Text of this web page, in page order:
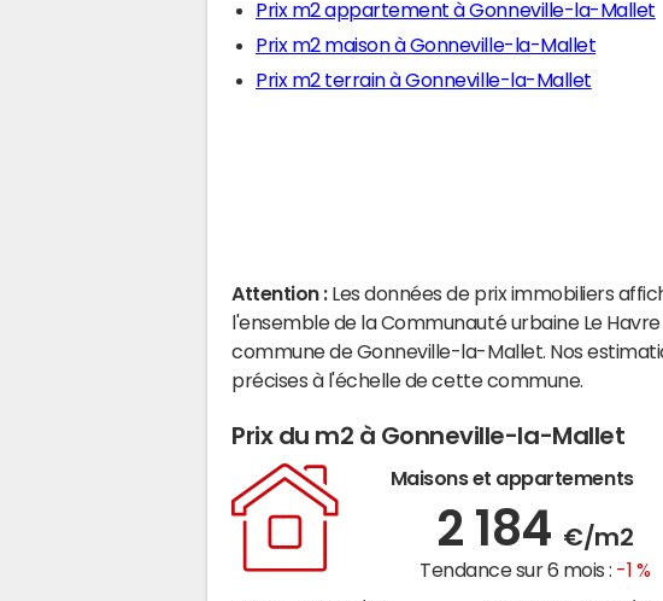
Prix m2 appartement à Gonneville-la-Mallet
Prix m2 maison à Gonneville-la-Mallet
Prix m2 terrain à Gonneville-la-Mallet
Attention : Les données de prix immobiliers
l'ensemble de la Communauté urbaine Le
commune de Gonneville-la-Mallet. Nos
précises à l'échelle de cette commune.
Prix du m2 à Gonneville-la-Mallet
Maisons et appartements
2 184 €/m2
Tendance sur 6 mois : -1 %